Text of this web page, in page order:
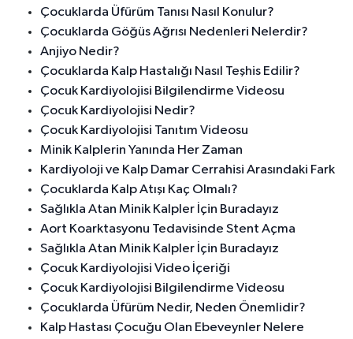
Çocuklarda Üfürüm Tanısı Nasıl Konulur?
Çocuklarda Göğüs Ağrısı Nedenleri Nelerdir?
Anjiyo Nedir?
Çocuklarda Kalp Hastalığı Nasıl Teşhis Edilir?
Çocuk Kardiyolojisi Bilgilendirme Videosu
Çocuk Kardiyolojisi Nedir?
Çocuk Kardiyolojisi Tanıtım Videosu
Minik Kalplerin Yanında Her Zaman
Kardiyoloji ve Kalp Damar Cerrahisi Arasındaki Fark
Çocuklarda Kalp Atışı Kaç Olmalı?
Sağlıkla Atan Minik Kalpler İçin Buradayız
Aort Koarktasyonu Tedavisinde Stent Açma
Sağlıkla Atan Minik Kalpler İçin Buradayız
Çocuk Kardiyolojisi Video İçeriği
Çocuk Kardiyolojisi Bilgilendirme Videosu
Çocuklarda Üfürüm Nedir, Neden Önemlidir?
Kalp Hastası Çocuğu Olan Ebeveynler Nelere